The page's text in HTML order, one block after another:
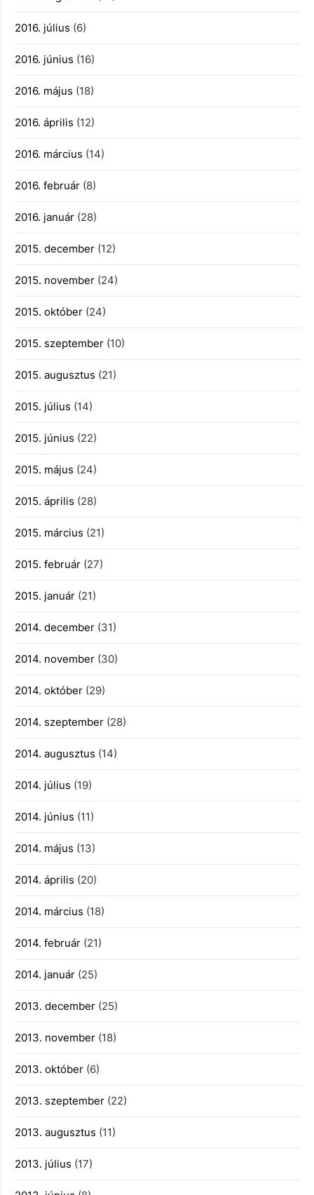
2016. július (6)
2016. június (16)
2016. május (18)
2016. április (12)
2016. március (14)
2016. február (8)
2016. január (28)
2015. december (12)
2015. november (24)
2015. október (24)
2015. szeptember (10)
2015. augusztus (21)
2015. július (14)
2015. június (22)
2015. május (24)
2015. április (28)
2015. március (21)
2015. február (27)
2015. január (21)
2014. december (31)
2014. november (30)
2014. október (29)
2014. szeptember (28)
2014. augusztus (14)
2014. július (19)
2014. június (11)
2014. május (13)
2014. április (20)
2014. március (18)
2014. február (21)
2014. január (25)
2013. december (25)
2013. november (18)
2013. október (6)
2013. szeptember (22)
2013. augusztus (11)
2013. július (17)